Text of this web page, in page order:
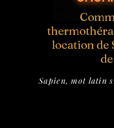
location de
Sapien, mot latin